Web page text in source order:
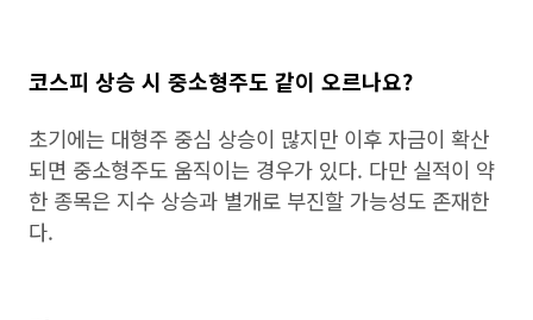
코스피 상승 시 중소형주도 같이 오르나요?
초기에는 대형주 중심 상승이 많지만 이후 자금이 확산
되면 중소형주도 움직이는 경우가 있다. 다만 실적이 약
한 종목은 지수 상승과 별개로 부진할 가능성도 존재한
다.